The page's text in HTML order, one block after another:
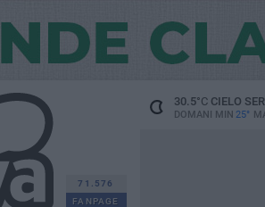
71.576
FANPAGE
30.5°CCIELO
DOMANI MIN 25°